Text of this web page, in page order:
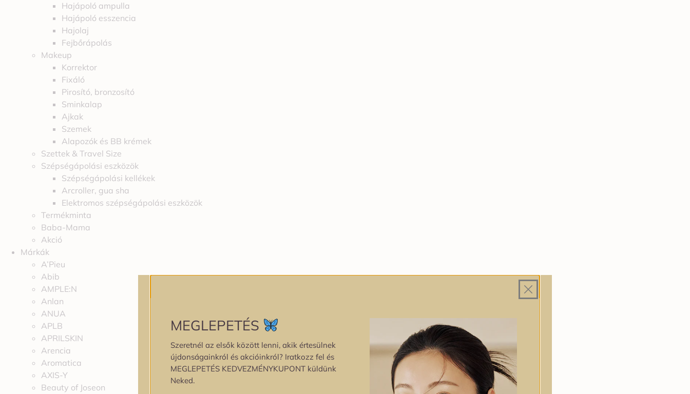
Hajápoló ampulla
Hajápoló esszencia
Hajolaj
Fejbőrápolás
Makeup
Korrektor
Fixáló
Pirosító, bronzosító
Sminkalap
Ajkak
Szemek
Alapozók és BB krémek
Szettek & Travel Size
Szépségápolási eszközök
Szépségápolási kellékek
Arcroller, gua sha
Elektromos szépségápolási eszközök
Termékminta
Baba-Mama
Akció
Márkák
A’Pieu
Abib
AMPLE:N
Anlan
ANUA
APLB
APRILSKIN
Arencia
Aromatica
AXIS-Y
Beauty of Joseon
MEGLEPETÉS
Szeretnél az elsők között lenni, akik értesülnek
újdonságainkról és akcióinkról? Iratkozz fel és
MEGLEPETÉS KEDVEZMÉNYKUPONT küldünk
Neked.